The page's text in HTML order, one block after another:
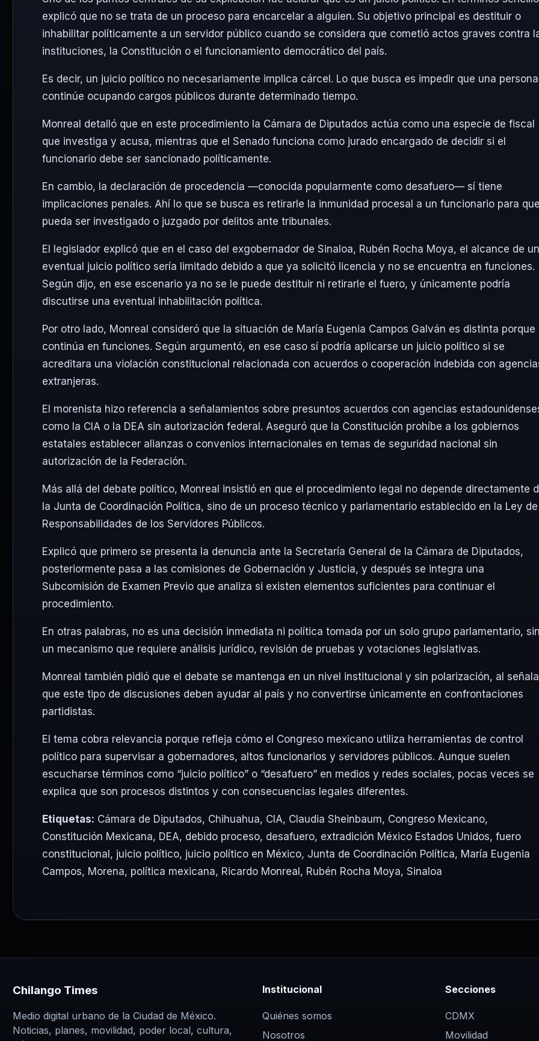
explicó que no se trata de un proceso para encarcelar a alguien. Su objetivo principal es destituir o
inhabilitar políticamente a un servidor público cuando se considera que cometió actos graves contra
instituciones, la Constitución o el funcionamiento democrático del país.
Es decir, un juicio político no necesariamente implica cárcel. Lo que busca es impedir que una persona
continúe ocupando cargos públicos durante determinado tiempo.
Monreal detalló que en este procedimiento la Cámara de Diputados actúa como una especie de fiscal
que investiga y acusa, mientras que el Senado funciona como jurado encargado de decidir si el
funcionario debe ser sancionado políticamente.
En cambio, la declaración de procedencia —conocida popularmente como desafuero— sí tiene
implicaciones penales. Ahí lo que se busca es retirarle la inmunidad procesal a un funcionario para
pueda ser investigado o juzgado por delitos ante tribunales.
El legislador explicó que en el caso del exgobernador de Sinaloa, Rubén Rocha Moya, el alcance de un
eventual juicio político sería limitado debido a que ya solicitó licencia y no se encuentra en funciones.
Según dijo, en ese escenario ya no se le puede destituir ni retirarle el fuero, y únicamente podría
discutirse una eventual inhabilitación política.
Por otro lado, Monreal consideró que la situación de María Eugenia Campos Galván es distinta porque
continúa en funciones. Según argumentó, en ese caso sí podría aplicarse un juicio político si se
acreditara una violación constitucional relacionada con acuerdos o cooperación indebida con
extranjeras.
El morenista hizo referencia a señalamientos sobre presuntos acuerdos con agencias
como la CIA o la DEA sin autorización federal. Aseguró que la Constitución prohíbe a los gobiernos
estatales establecer alianzas o convenios internacionales en temas de seguridad nacional sin
autorización de la Federación.
Más allá del debate político, Monreal insistió en que el procedimiento legal no depende directamente
la Junta de Coordinación Política, sino de un proceso técnico y parlamentario establecido en la Ley de
Responsabilidades de los Servidores Públicos.
Explicó que primero se presenta la denuncia ante la Secretaría General de la Cámara de Diputados,
posteriormente pasa a las comisiones de Gobernación y Justicia, y después se integra una
Subcomisión de Examen Previo que analiza si existen elementos suficientes para continuar el
procedimiento.
En otras palabras, no es una decisión inmediata ni política tomada por un solo grupo parlamentario,
un mecanismo que requiere análisis jurídico, revisión de pruebas y votaciones legislativas.
Monreal también pidió que el debate se mantenga en un nivel institucional y sin polarización, al
que este tipo de discusiones deben ayudar al país y no convertirse únicamente en confrontaciones
partidistas.
El tema cobra relevancia porque refleja cómo el Congreso mexicano utiliza herramientas de control
político para supervisar a gobernadores, altos funcionarios y servidores públicos. Aunque suelen
escucharse términos como “juicio político” o “desafuero” en medios y redes sociales, pocas veces se
explica que son procesos distintos y con consecuencias legales diferentes.
Etiquetas: Cámara de Diputados, Chihuahua, CIA, Claudia Sheinbaum, Congreso Mexicano,
Constitución Mexicana, DEA, debido proceso, desafuero, extradición México Estados Unidos, fuero
constitucional , juicio político, juicio político en México, Junta de Coordinación Política, María Eugenia
Campos, Morena, política mexicana, Ricardo Monreal , Rubén Rocha Moya, Sinaloa
Chilango Times
Medio digital urbano de la Ciudad de México.
Noticias, planes, movilidad, poder local, cultura,
Institucional
Quiénes somos
Nosotros
Secciones
CDMX
Movilidad